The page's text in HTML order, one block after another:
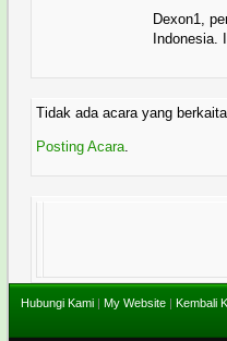
Dexon1,
Indonesia.
Tidak ada acara yang
Posting Acara.
Hubungi Kami | My Website | Kembali